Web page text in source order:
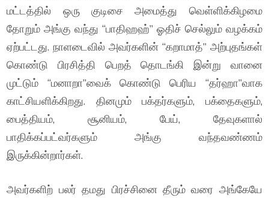
மட்டத்தில் ஒரு குடிசை அமைத்து வெள்ளிக்கிழமை
தோறும் அங்கு வந்து “பாதிஹஹ்” ஓதிச் செல்லும் வழக்கம்
ஏற்பட்டது. நாளடைவில் அவர்களின் “கறாமாத்” அற்புதங்கள்
கொண்டு பிரசித்தி பெறத் தொடங்கி இன்று வானை
முட்டும் “மனாறா”வைக் கொண்டு பெரிய “தர்ஹா”வாக
காட்சியளிக்கிறது. தினமும் பக்தர்களும், பக்தைகளும்,
பைத்தியம், சூனியம், பேய், தேவுகளால்
பாதிக்கப்பட்வர்களும் அங்கு வந்தவண்ணம்
இருக்கின்றார்கள்.
அவர்களிற் பலர் தமது பிரச்சினை தீரும் வரை அங்கேயே